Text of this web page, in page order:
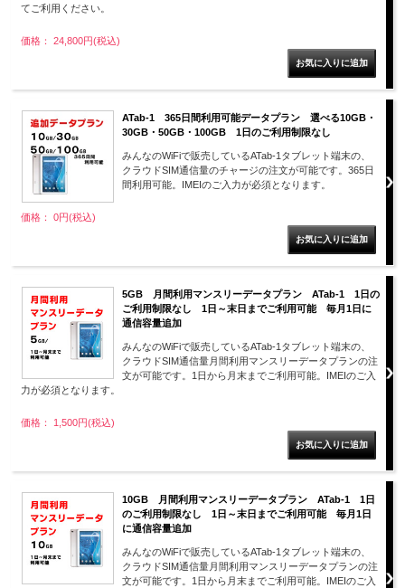
てご利用ください。
価格： 24,800円(税込)
ATab-1 365日間利用可能データプラン 選べる10GB・
30GB・50GB・100GB 1日のご利用制限なし
みんなのWiFiで販売しているATab-1タブレット端末の、
クラウドSIM通信量のチャージの注文が可能です。365日
間利用可能。IMEIのご入力が必須となります。
価格： 0円(税込)
5GB 月間利用マンスリーデータプラン ATab-1 1日の
ご利用制限なし 1日～末日までご利用可能 毎月1日に
通信容量追加
みんなのWiFiで販売しているATab-1タブレット端末の、
クラウドSIM通信量月間利用マンスリーデータプランの注
文が可能です。1日から月末までご利用可能。IMEIのご入
力が必須となります。
価格： 1,500円(税込)
10GB 月間利用マンスリーデータプラン ATab-1 1日
のご利用制限なし 1日～末日までご利用可能 毎月1日
に通信容量追加
みんなのWiFiで販売しているATab-1タブレット端末の、
クラウドSIM通信量月間利用マンスリーデータプランの注
文が可能です。1日から月末までご利用可能。IMEIのご入